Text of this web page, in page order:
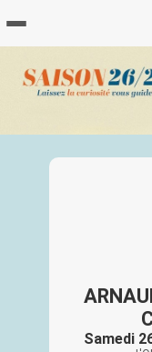
Accueil
Samedi